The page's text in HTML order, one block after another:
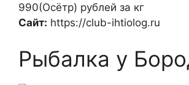
990(Осётр) рублей за кг
Сайт: https://club-ihtiolog.ru
Рыбалка у